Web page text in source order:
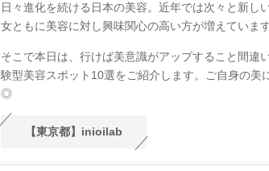
日々進化を続ける日本の美容。近年では次々と新し
女ともに美容に対し興味関心の高い方が増えています
そこで本日は、行けば美意識がアップすること間違
験型美容スポット10選をご紹介します。ご自身の美
◎
【東京都】inioilab